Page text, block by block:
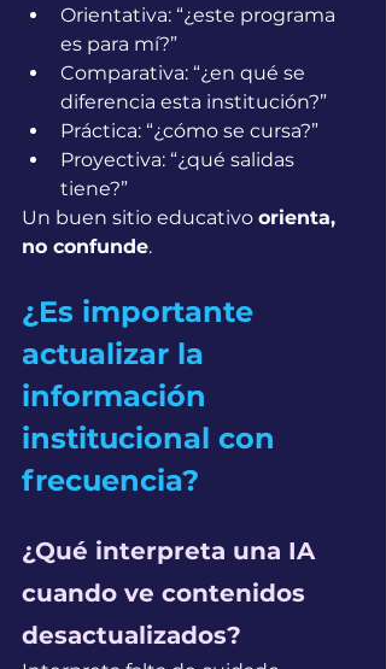
Orientativa: “¿este programa
es para mí?”
Comparativa: “¿en qué se
diferencia esta institución?”
Práctica: “¿cómo se cursa?”
Proyectiva: “¿qué salidas
tiene?”
Un buen sitio educativo orienta,
no confunde.
¿Es importante
actualizar la
información
institucional con
frecuencia?
¿Qué interpreta una IA
cuando ve contenidos
desactualizados?